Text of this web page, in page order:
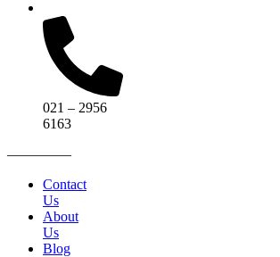
021 – 2956
6163
————–
Contact
Us
About
Us
Blog